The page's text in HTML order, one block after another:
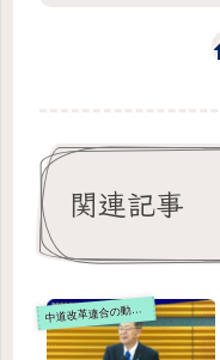
関連記事
中道改革連合の動画をテキスト要約